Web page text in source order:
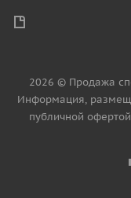
2026 © Продажа
Информация,
публичной